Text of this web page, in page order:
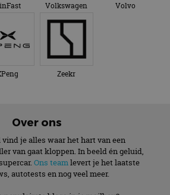
Volkswagen Volvo
Zeekr
Over ons
je alles waar het hart van een
van gaat kloppen. In beeld én geluid,
Ons teamlevert je het laatste
autotests en nog veel meer.